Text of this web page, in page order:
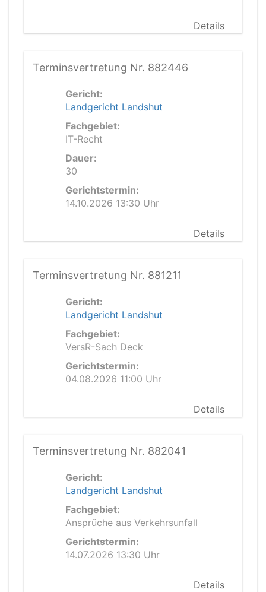
Details
Terminsvertretung Nr. 882446
Gericht:
Landgericht Landshut
Fachgebiet:
IT-Recht
Dauer:
30
Gerichtstermin:
14.10.2026 13:30 Uhr
Details
Terminsvertretung Nr. 881211
Gericht:
Landgericht Landshut
Fachgebiet:
VersR-Sach Deck
Gerichtstermin:
04.08.2026 11:00 Uhr
Details
Terminsvertretung Nr. 882041
Gericht:
Landgericht Landshut
Fachgebiet:
Ansprüche aus Verkehrsunfall
Gerichtstermin:
14.07.2026 13:30 Uhr
Details